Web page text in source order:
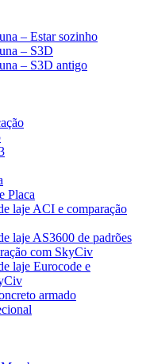
– Estar sozinho
– S3D
– S3D antigo
Placa
laje ACI e comparação
laje AS3600 de padrões
com SkyCiv
laje Eurocode e
armado